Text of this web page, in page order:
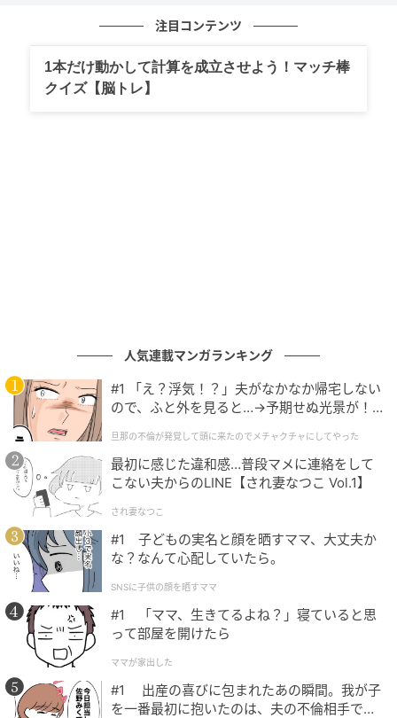
エキサイトニュース
注目コンテンツ
1本だけ動かして計算を成立させよう！マッチ棒
クイズ【脳トレ】
人気連載マンガランキング
#1 「え？浮気！？」夫がなかなか帰宅しない
ので、ふと外を見ると…→予期せぬ光景が！
クチャにしてやった
旦那の不倫が発覚して頭に来たのでメチャクチャにしてやった
最初に感じた違和感…普段マメに連絡をして
こない夫からのLINE【され妻なつこ Vol.1】
され妻なつこ
#1 子どもの実名と顔を晒すママ、大丈夫か
な？なんて心配していたら。
SNSに子供の顔を晒すママ
#1 「ママ、生きてるよね？」寝ていると思
って部屋を開けたら
ママが家出した
#1 出産の喜びに包まれたあの瞬間。我が子
を一番最初に抱いたのは、夫の不倫相手でし